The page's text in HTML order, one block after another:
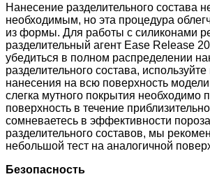
Нанесение разделительного состава
необходимым, но эта процедура
из формы. Для работы с силиконами
разделительный агент Ease Release
убедиться в полном распределении
разделительного состава,
нанесения на всю поверхность
слегка мутного покрытия необходимо
поверхность в течение
сомневаетесь в эффективности
разделительного составов, мы
небольшой тест на аналогичной
Безопасность